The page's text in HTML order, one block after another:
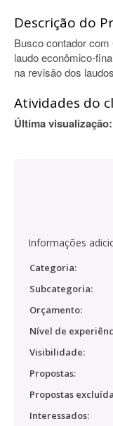
Descrição do
Busco contador
laudo econômico-
na revisão dos
Atividades do
Última visualização:
Informações
Categoria:
Subcategoria:
Orçamento:
Nível de
Visibilidade:
Propostas:
Propostas
Interessados: